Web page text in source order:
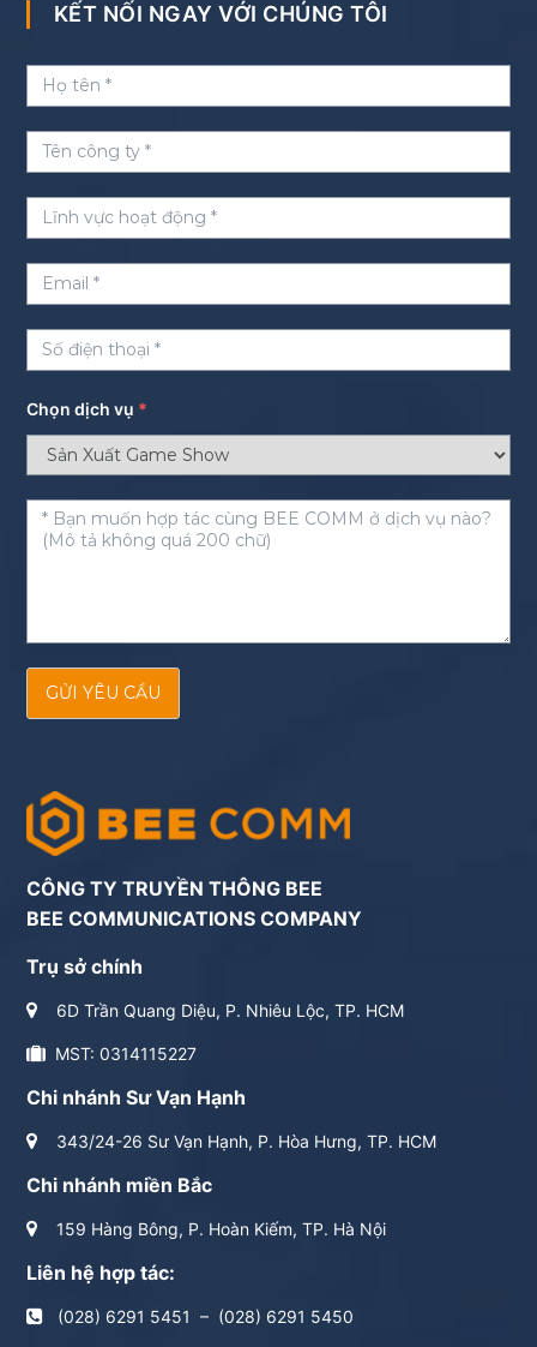
KẾT NỐI NGAY VỚI CHÚNG TÔI
Chọn dịch vụ *
GỬI YÊU CẦU
CÔNG TY TRUYỀN THÔNG BEE
BEE COMMUNICATIONS COMPANY
Trụ sở chính
6D Trần Quang Diệu, P. Nhiêu Lộc, TP. HCM
MST: 0314115227
Chi nhánh Sư Vạn Hạnh
343/24-26 Sư Vạn Hạnh, P. Hòa Hưng, TP. HCM
Chi nhánh miền Bắc
159 Hàng Bông, P. Hoàn Kiếm, TP. Hà Nội
Liên hệ hợp tác:
(028) 6291 5451 – (028) 6291 5450